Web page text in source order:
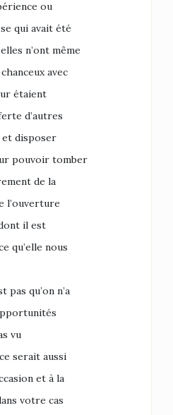
ou
qui avait été
n’ont même
avec
étaient
d’autres
disposer
pouvoir tomber
de la
l’ouverture
il est
qu’elle nous
pas qu’on n’a
vu
serait aussi
et à la
votre cas